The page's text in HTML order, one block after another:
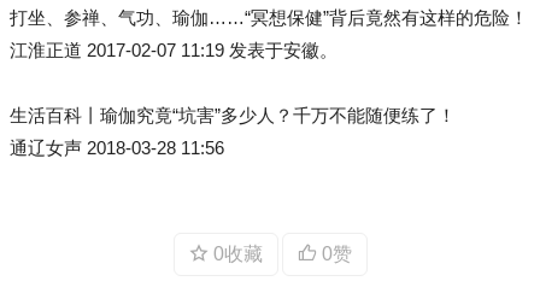
打坐、参禅、气功、瑜伽……“冥想保健”背后竟然有这样的危险！
江淮正道 2017-02-07 11:19 发表于安徽。
生活百科丨瑜伽究竟“坑害”多少人？千万不能随便练了！
通辽女声 2018-03-28 11:56
0收藏 0赞